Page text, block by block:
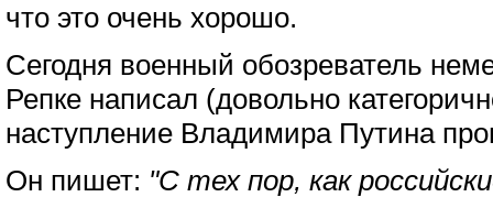
что это очень хорошо.
Сегодня военный обозреватель
Репке написал (довольно
наступление Владимира Путина
Он пишет: "С тех пор, как